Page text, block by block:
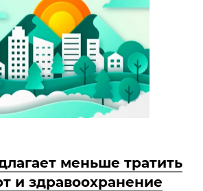
меньше тратить
и здравоохранение